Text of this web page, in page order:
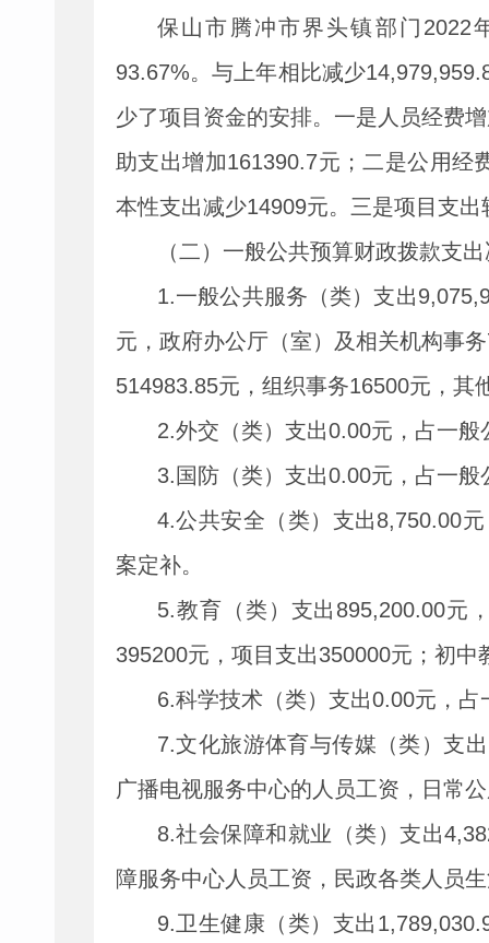
保山市腾冲市界头镇部门 2022
93.67%。与上年相比减少
少了项目资金的安排。一是人员经费
助支出增加161390.7元；二是公用经
本性支出减少14909元。三是项目支出
（二）一般公共预算财政拨款支
1.一般公共服务（类）支出
元，政府办公厅（室）及相关机构事务
514983.85元，组织事务16500元，其
2.外交（类）支出0.00元，占一般
3. 国防（类）支出0.00元，占一般
4.公共安全（类）支出8,750.00
案定补。
5.教育（类）支出 895,200.00元
395200元，项目支出350000元；初中
6.科学技术（类）支出0.00元，占
7.文化旅游体育与传媒（类）支出
广播电视服务中心的人员工资，日常
8.社会保障和就业（类）支出
障服务中心人员工资，民政各类人员
9.卫生健康（类）支出